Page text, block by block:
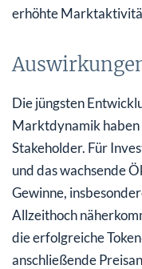
erhöhte
Die jüngsten
Marktdynamik
Stakeholder. Für
und das wachsende
Gewinne,
Allzeithoch
die erfolgreiche
anschließende